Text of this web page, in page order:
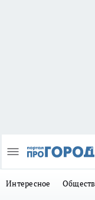
Интересное